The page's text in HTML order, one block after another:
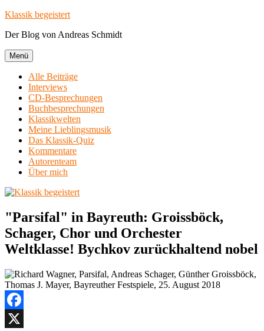
Zum
springen
Klassik begeistert
Der Blog von Andreas Schmidt
Menü
Alle Beiträge
Interviews
CD-Besprechungen
Buchbesprechungen
Klassikwelten
Meine Lieblingsmusik
Das Klassik-Quiz
Kommentare
Autorenteam
Über mich
"Parsifal" in Bayreuth: Groissböck,
Schager, Chor und Orchester
Weltklasse! Bychkov zurückhaltend nobel
Facebook